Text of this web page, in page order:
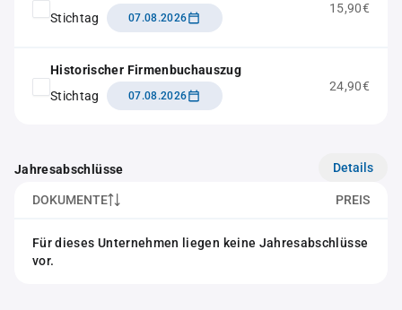
Stichtag
07.08.2026
15,90€
Historischer Firmenbuchauszug
Stichtag
07.08.2026
24,90€
Jahresabschlüsse Details
DOKUMENTE PREIS
Für dieses Unternehmen liegen keine Jahresabschlüsse
vor.